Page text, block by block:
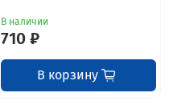
В наличии
710 ₽
В корзину